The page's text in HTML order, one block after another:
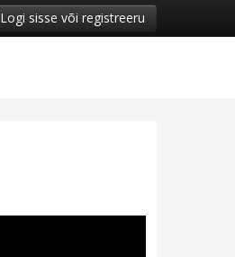
Logi sisse või registreeru